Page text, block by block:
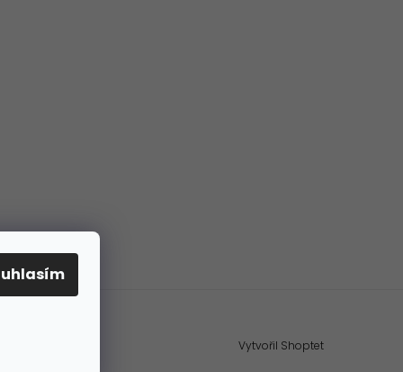
Vytvořil Shoptet